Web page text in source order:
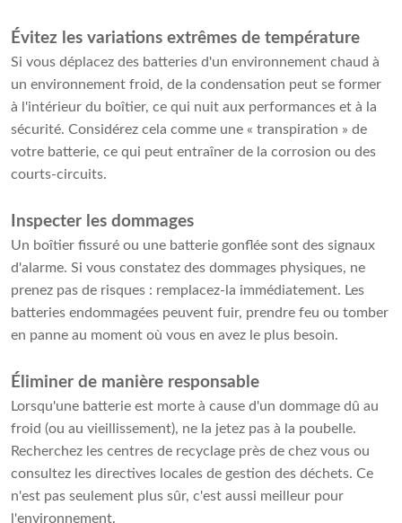
Évitez les variations extrêmes de température
Si vous déplacez des batteries d'un environnement chaud à
un environnement froid, de la condensation peut se former
à l'intérieur du boîtier, ce qui nuit aux performances et à la
sécurité. Considérez cela comme une « transpiration » de
votre batterie, ce qui peut entraîner de la corrosion ou des
courts-circuits.
Inspecter les dommages
Un boîtier fissuré ou une batterie gonflée sont des signaux
d'alarme. Si vous constatez des dommages physiques, ne
prenez pas de risques : remplacez-la immédiatement. Les
batteries endommagées peuvent fuir, prendre feu ou tomber
en panne au moment où vous en avez le plus besoin.
Éliminer de manière responsable
Lorsqu'une batterie est morte à cause d'un dommage dû au
froid (ou au vieillissement), ne la jetez pas à la poubelle.
Recherchez les centres de recyclage près de chez vous ou
consultez les directives locales de gestion des déchets. Ce
n'est pas seulement plus sûr, c'est aussi meilleur pour
l'environnement.